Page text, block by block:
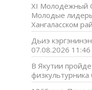
XI Молодёжный
Молодые
Хангаласском
Дьиэ
07.08.2026 11:46
В Якутии
физкультурника